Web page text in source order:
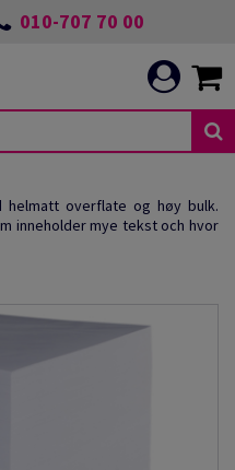
010-707 70 00
overflate og høy bulk.
inneholder mye tekst och hvor